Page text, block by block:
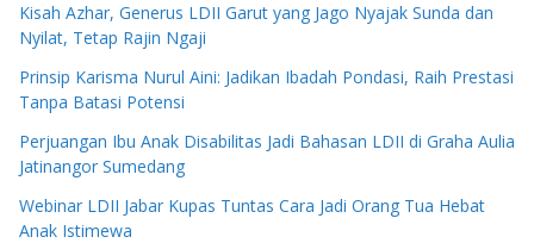
Kisah Azhar, Generus LDII Garut yang Jago Nyajak Sunda dan
Nyilat, Tetap Rajin Ngaji
Prinsip Karisma Nurul Aini: Jadikan Ibadah Pondasi, Raih Prestasi
Tanpa Batasi Potensi
Perjuangan Ibu Anak Disabilitas Jadi Bahasan LDII di Graha Aulia
Jatinangor Sumedang
Webinar LDII Jabar Kupas Tuntas Cara Jadi Orang Tua Hebat
Anak Istimewa